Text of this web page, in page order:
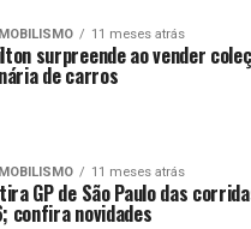
11 meses atrás
surpreende ao vender
de carros
11 meses atrás
GP de São Paulo das
confira novidades